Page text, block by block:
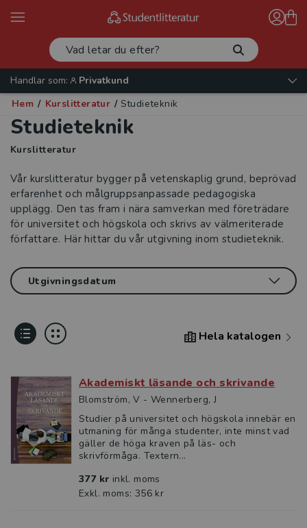
Handlar som:
Privatkund
Hem / Kurslitteratur / Studieteknik
Studieteknik
Kurslitteratur
Vår kurslitteratur bygger på vetenskaplig grund, beprövad
erfarenhet och målgruppsanpassade pedagogiska
upplägg. Den tas fram i nära samverkan med företrädare
för universitet och högskola och skrivs av välmeriterade
författare. Här hittar du vår utgivning inom studieteknik.
Hela katalogen
Akademiskt läsande och skrivande
Blomström, V - Wennerberg, J
Studier på universitet och högskola innebär en
utmaning för många studenter, inte minst vad
gäller de höga kraven på läs- och
skrivförmåga. Textern...
377 kr inkl. moms
Exkl. moms: 356 kr